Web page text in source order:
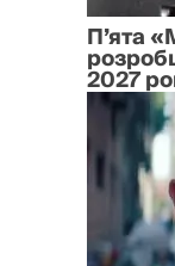
П’ята
2027